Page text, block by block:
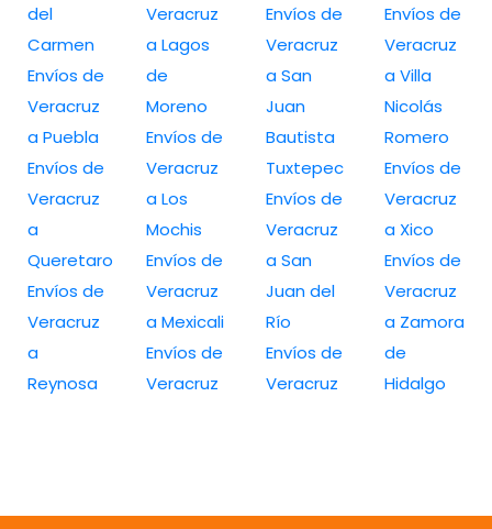
del
Carmen
Envíos de
Veracruz
a Puebla
Envíos de
Veracruz
a
Queretaro
Envíos de
Veracruz
a
Reynosa
Veracruz
a Lagos
de
Moreno
Envíos de
Veracruz
a Los
Mochis
Envíos de
Veracruz
a Mexicali
Envíos de
Veracruz
Envíos de
Veracruz
a San
Juan
Bautista
Tuxtepec
Envíos de
Veracruz
a San
Juan del
Río
Envíos de
Veracruz
Envíos de
Veracruz
a Villa
Nicolás
Romero
Envíos de
Veracruz
a Xico
Envíos de
Veracruz
a Zamora
de
Hidalgo